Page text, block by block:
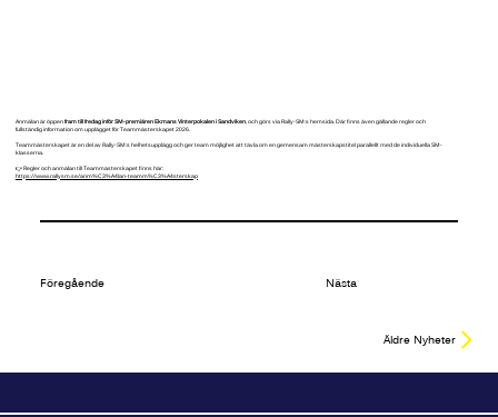
Anmälan är öppenfram till fredag inför SM-premiären Ekmans Vinterpokalen i Sandviken, och görs via Rally-SM:s hemsida. Där finns även gällande regler och
fullständig information om upplägget för Teammästerskapet 2026.
Teammästerskapet är en del av Rally-SM:s helhetsupplägg och ger team möjlighet att tävla om en gemensam mästerskapstitel parallellt med de individuella SM-
klasserna.
👉 Regler och anmälan till Teammästerskapet finns här:
https://www.rallysm.se/anm%C3%A4lan-teamm%C3%A4sterskap
Nästa
Föregående
Äldre Nyheter